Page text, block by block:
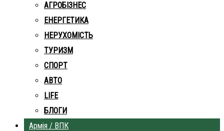
АГРОБІЗНЕС
ЕНЕРГЕТИКА
НЕРУХОМІСТЬ
ТУРИЗМ
СПОРТ
АВТО
LIFE
БЛОГИ
Армія / ВПК